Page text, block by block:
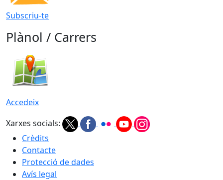
Subscriu-te
Plànol / Carrers
Accedeix
Xarxes socials:
Crèdits
Contacte
Protecció de dades
Avís legal